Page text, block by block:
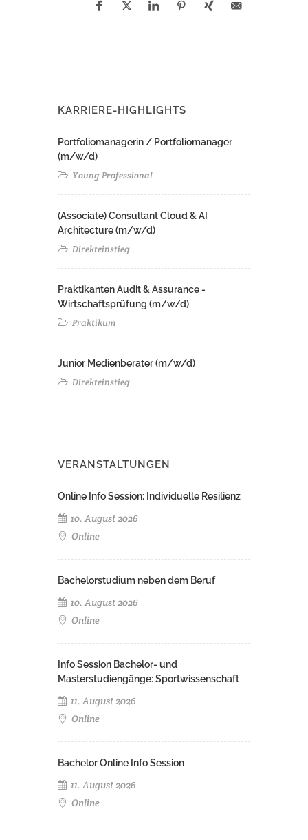
KARRIERE-HIGHLIGHTS
Portfoliomanagerin / Portfoliomanager
(m/w/d)
Young Professional
(Associate) Consultant Cloud & AI
Architecture (m/w/d)​ ​
Direkteinstieg
Praktikanten Audit & Assurance -
Wirtschaftsprüfung (m/w/d)
Praktikum
Junior Medienberater (m/w/d)
Direkteinstieg
VERANSTALTUNGEN
Online Info Session: Individuelle Resilienz
10. August 2026
Online
Bachelorstudium neben dem Beruf
10. August 2026
Online
Info Session Bachelor- und
Masterstudiengänge: Sportwissenschaft
11. August 2026
Online
Bachelor Online Info Session
11. August 2026
Online